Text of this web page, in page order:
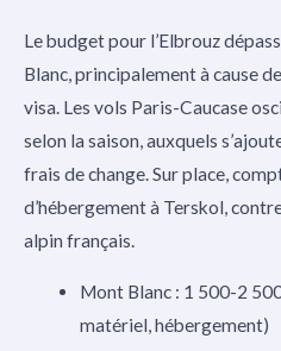
Le budget pour l’Elbrouz
Blanc, principalement à cause
visa. Les vols Paris-Caucase
selon la saison, auxquels
frais de change. Sur place,
d’hébergement à Terskol,
alpin français.
Mont Blanc : 1 500-2
matériel, hébergement)